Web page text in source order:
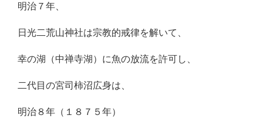
明治７年、
日光二荒山神社は宗教的戒律を解いて、
幸の湖（中禅寺湖）に魚の放流を許可し、
二代目の宮司柿沼広身は、
明治８年（１８７５年）